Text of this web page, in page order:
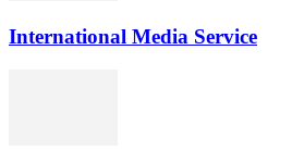
International Media Service